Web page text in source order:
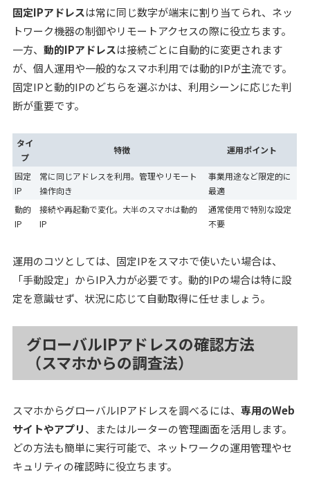
固定IPアドレスは常に同じ数字が端末に割り当てられ、ネッ
トワーク機器の制御やリモートアクセスの際に役立ちます。
一方、動的IPアドレスは接続ごとに自動的に変更されます
が、個人運用や一般的なスマホ利用では動的IPが主流です。
固定IPと動的IPのどちらを選ぶかは、利用シーンに応じた判
断が重要です。
タイ
プ
特徴 運用ポイント
固定
IP
常に同じアドレスを利用。管理やリモート
操作向き
事業用途など限定的に
最適
動的
IP
接続や再起動で変化。大半のスマホは動的
IP
通常使用で特別な設定
不要
運用のコツとしては、固定IPをスマホで使いたい場合は、
「手動設定」からIP入力が必要です。動的IPの場合は特に設
定を意識せず、状況に応じて自動取得に任せましょう。
グローバルIPアドレスの確認方法
（スマホからの調査法）
スマホからグローバルIPアドレスを調べるには、専用のWeb
サイトやアプリ、またはルーターの管理画面を活用します。
どの方法も簡単に実行可能で、ネットワークの運用管理やセ
キュリティの確認時に役立ちます。